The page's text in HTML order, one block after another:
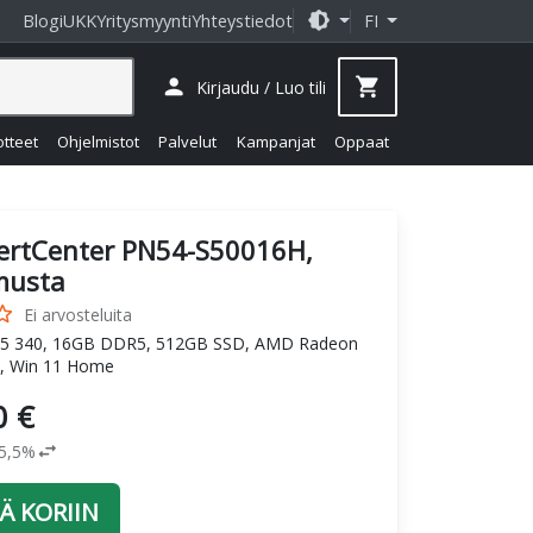
BlogiUKKYritysmyyntiYhteystiedot brightness_medium FI
Ohjelmistot Palvelut Kampanjat Oppaat
person Kirjaudu / Luo tili shopping_cart
PN54-S50016H,
Ei arvosteluita
340, 16GB DDR5, 512GB SSD, AMD Radeon
Win 11 Home
€
swap_horiz
KORIIN